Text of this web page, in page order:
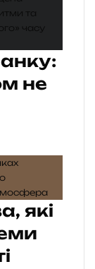
не
які